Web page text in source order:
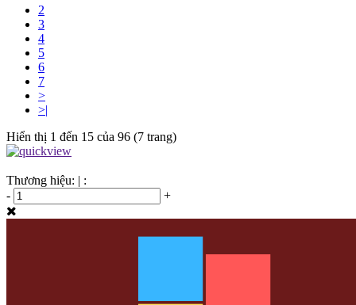
2
3
4
5
6
7
>
>|
Hiển thị 1 đến 15 của 96 (7 trang)
Thương hiệu: | :
-
+